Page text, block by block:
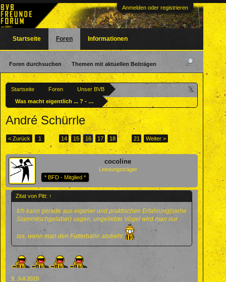
Anmelden oder registrieren
Startseite Foren
Unser BVB
Was macht eigentlich ... ? - Ehemalige BVBler
André Schürrle
< Zurück 1 ← 14 15 16 17 18 → 21 Weiter >
cocoline
Leistungsträger
* BFD - Mitglied *
Zitat von Pitt: ↑
Ich kann gerade aus eigener und praktischen Erfahrung(siehe
Stammtischgelaber) sagen, ungeliebte Vögel wird man nur
los, wenn man den Futterhahn abdreht
9. Juli 2019
Startseite Foren
Foren durchsuchen Themen mit aktuellen Beiträgen
Informationen